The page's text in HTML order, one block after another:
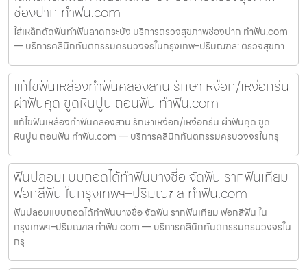
ช่องปาก ทำฟัน.com
ใส่เหล็กดัดฟันทำฟันลาดกระบัง บริการตรวจสุขภาพช่องปาก ทำฟัน.com
— บริการคลินิกทันตกรรมครบวงจรในกรุงเทพ–ปริมณฑล: ตรวจสุขภา
แก้ไขฟันเหลืองทำฟันคลองสาน รักษาเหงือก/เหงือกร่น
ผ่าฟันคุด ขูดหินปูน ถอนฟัน ทำฟัน.com
แก้ไขฟันเหลืองทำฟันคลองสาน รักษาเหงือก/เหงือกร่น ผ่าฟันคุด ขูด
หินปูน ถอนฟัน ทำฟัน.com — บริการคลินิกทันตกรรมครบวงจรในกรุ
ฟันปลอมแบบถอดได้ทำฟันบางซื่อ จัดฟัน รากฟันเทียม
ฟอกสีฟัน ในกรุงเทพฯ–ปริมณฑล ทำฟัน.com
ฟันปลอมแบบถอดได้ทำฟันบางซื่อ จัดฟัน รากฟันเทียม ฟอกสีฟัน ใน
กรุงเทพฯ–ปริมณฑล ทำฟัน.com — บริการคลินิกทันตกรรมครบวงจรใน
กรุ